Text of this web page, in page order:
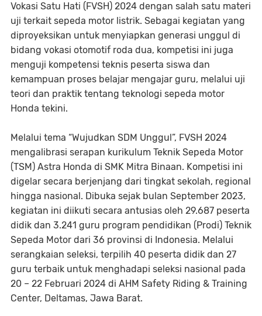
Vokasi Satu Hati (FVSH) 2024 dengan salah satu materi
uji terkait sepeda motor listrik. Sebagai kegiatan yang
diproyeksikan untuk menyiapkan generasi unggul di
bidang vokasi otomotif roda dua, kompetisi ini juga
menguji kompetensi teknis peserta siswa dan
kemampuan proses belajar mengajar guru, melalui uji
teori dan praktik tentang teknologi sepeda motor
Honda tekini.
Melalui tema “Wujudkan SDM Unggul”, FVSH 2024
mengalibrasi serapan kurikulum Teknik Sepeda Motor
(TSM) Astra Honda di SMK Mitra Binaan. Kompetisi ini
digelar secara berjenjang dari tingkat sekolah, regional
hingga nasional. Dibuka sejak bulan September 2023,
kegiatan ini diikuti secara antusias oleh 29.687 peserta
didik dan 3.241 guru program pendidikan (Prodi) Teknik
Sepeda Motor dari 36 provinsi di Indonesia. Melalui
serangkaian seleksi, terpilih 40 peserta didik dan 27
guru terbaik untuk menghadapi seleksi nasional pada
20 – 22 Februari 2024 di AHM Safety Riding & Training
Center, Deltamas, Jawa Barat.